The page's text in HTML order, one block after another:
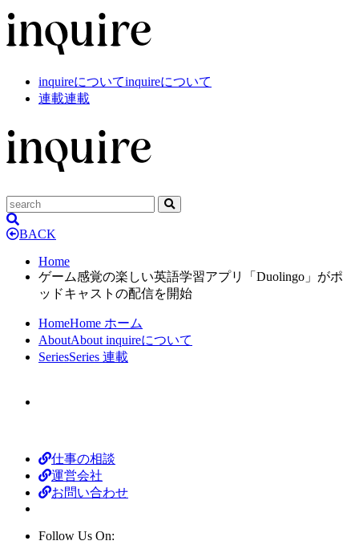
inquireについてinquireについて
連載連載
BACK
Home
ゲーム感覚の楽しい英語学習アプリ「Duolingo」がポ
ッドキャストの配信を開始
HomeHome ホーム
AboutAbout inquireについて
SeriesSeries 連載
仕事の相談
運営会社
お問い合わせ
Follow Us On: